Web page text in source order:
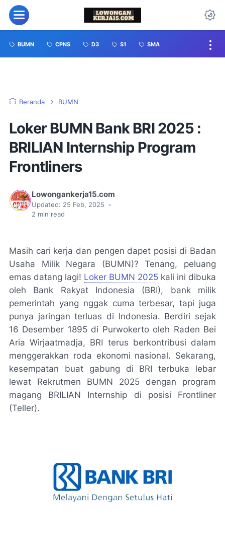
BUMN CPNS D3 S1 SMA
Beranda BUMN
Loker BUMN Bank BRI 2025 :
BRILIAN Internship Program
Frontliners
Lowongankerja15.com
Updated: 25 Feb, 2025
•
2 min read
Masih cari kerja dan pengen dapet posisi di Badan
Usaha Milik Negara (BUMN)? Tenang, peluang
emas datang lagi! Loker BUMN 2025 kali ini dibuka
oleh Bank Rakyat Indonesia (BRI), bank milik
pemerintah yang nggak cuma terbesar, tapi juga
punya jaringan terluas di Indonesia. Berdiri sejak
16 Desember 1895 di Purwokerto oleh Raden Bei
Aria Wirjaatmadja, BRI terus berkontribusi dalam
menggerakkan roda ekonomi nasional. Sekarang,
kesempatan buat gabung di BRI terbuka lebar
lewat Rekrutmen BUMN 2025 dengan program
magang BRILIAN Internship di posisi Frontliner
(Teller).